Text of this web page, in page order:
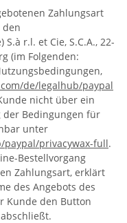
Zahlungsart
r.l. et Cie, S.C.A., 22-
(im Folgenden:
/de/legalhub/paypal
nicht über ein
der Bedingungen für
unter
/paypal/privacywax-full.
Bestellvorgang
Zahlungsart, erklärt
des Angebots des
Kunde den Button